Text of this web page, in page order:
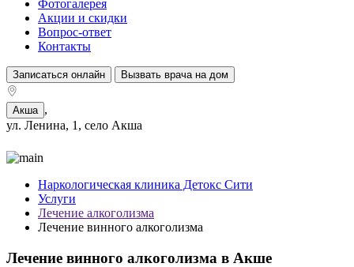
Фотогалерея
Акции и скидки
Вопрос-ответ
Контакты
Записаться онлайн Вызвать врача на дом
Акша ,
ул. Ленина, 1, село Акша
Наркологическая клиника Детокс Сити
Услуги
Лечение алкоголизма
Лечение винного алкоголизма
Лечение винного алкоголизма в Акше